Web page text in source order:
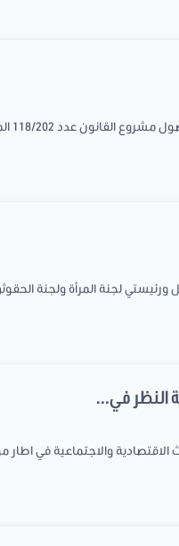
عقدت لجنة شؤون المرأة
العلمي إجتماعا يوم الجمعة الموافق ل21 ماي 2021 بحضور ممثلي الكتل ورئيستي لجنة
النظر في...
والاجتماعية في اطار